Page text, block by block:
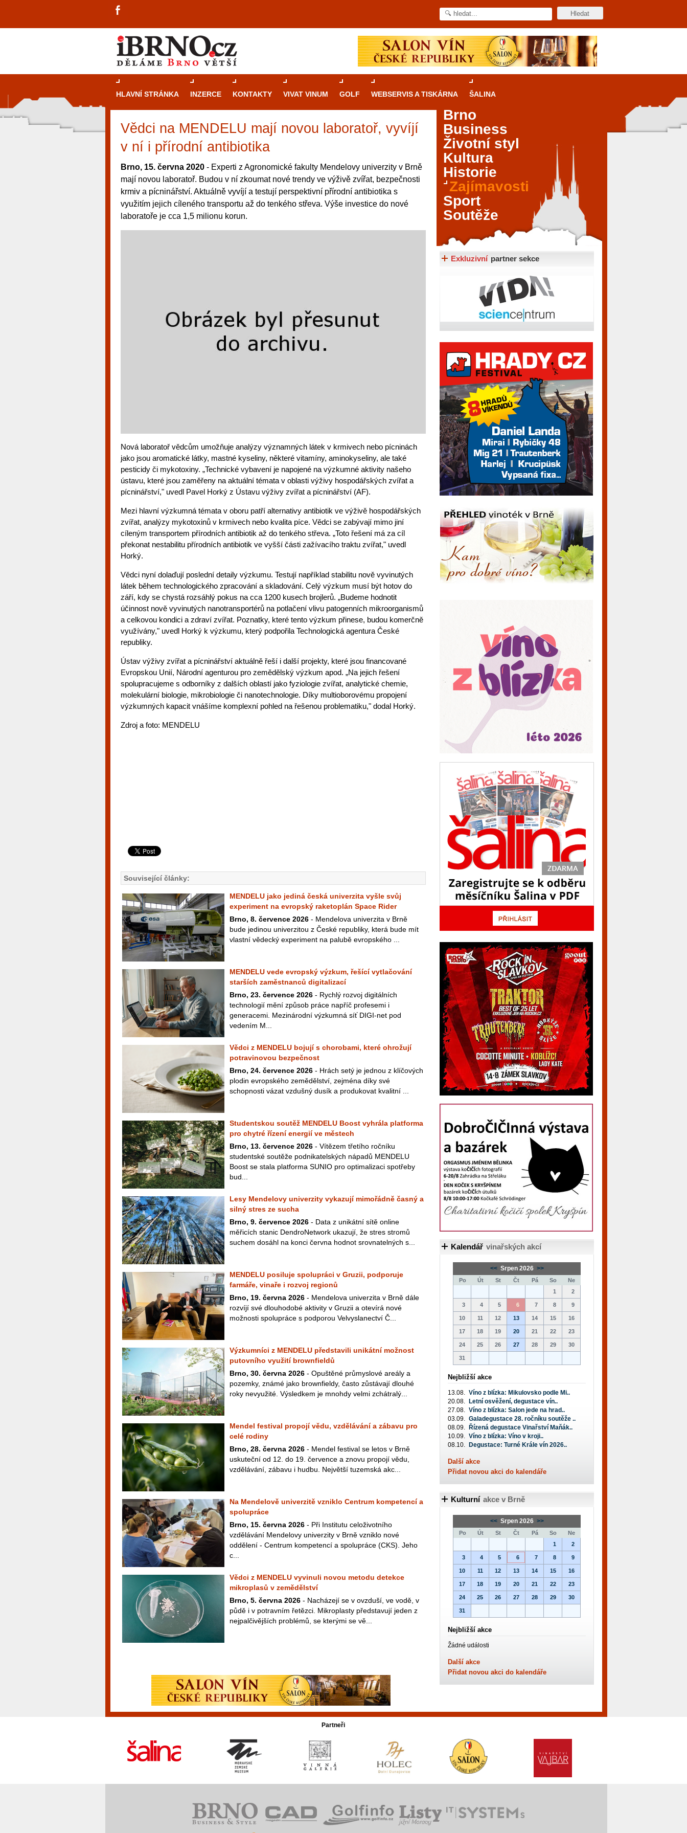
HLAVNÍ STRÁNKA INZERCE KONTAKTY VIVAT VINUM GOLF WEBSERVIS A TISKÁRNA ŠALINA
Vědci na MENDELU mají novou laboratoř, vyvíjí
v ní i přírodní antibiotika
Brno, 15. června 2020 - Experti z Agronomické fakulty Mendelovy univerzity v Brně
mají novou laboratoř. Budou v ní zkoumat nové trendy ve výživě zvířat, bezpečnosti
krmiv a pícninářství. Aktuálně vyvíjí a testují perspektivní přírodní antibiotika s
využitím jejich cíleného transportu až do tenkého střeva. Výše investice do nové
laboratoře je cca 1,5 milionu korun.
Nová laboratoř vědcům umožňuje analýzy významných látek v krmivech nebo pícninách
jako jsou aromatické látky, mastné kyseliny, některé vitamíny, aminokyseliny, ale také
pesticidy či mykotoxiny. „Technické vybavení je napojené na výzkumné aktivity našeho
ústavu, které jsou zaměřeny na aktuální témata v oblasti výživy hospodářských zvířat a
pícninářství," uvedl Pavel Horký z Ústavu výživy zvířat a pícninářství (AF).
Mezi hlavní výzkumná témata v oboru patří alternativy antibiotik ve výživě hospodářských
zvířat, analýzy mykotoxinů v krmivech nebo kvalita píce. Vědci se zabývají mimo jiní
cíleným transportem přírodních antibiotik až do tenkého střeva. „Toto řešení má za cíl
překonat nestabilitu přírodních antibiotik ve vyšší části zažívacího traktu zvířat," uvedl
Horký.
Vědci nyní dolaďují poslední detaily výzkumu. Testují například stabilitu nově vyvinutých
látek během technologického zpracování a skladování. Celý výzkum musí být hotov do
září, kdy se chystá rozsáhlý pokus na cca 1200 kusech brojlerů. „Budeme hodnotit
účinnost nově vyvinutých nanotransportérů na potlačení vlivu patogenních mikroorganismů
a celkovou kondici a zdraví zvířat. Poznatky, které tento výzkum přinese, budou komerčně
využívány," uvedl Horký k výzkumu, který podpořila Technologická agentura České
republiky.
Ústav výživy zvířat a pícninářství aktuálně řeší i další projekty, které jsou financované
Evropskou Unií, Národní agenturou pro zemědělský výzkum apod. „Na jejich řešení
spolupracujeme s odborníky z dalších oblastí jako fyziologie zvířat, analytické chemie,
molekulární biologie, mikrobiologie či nanotechnologie. Díky multioborovému propojení
výzkumných kapacit vnášíme komplexní pohled na řešenou problematiku," dodal Horký.
Zdroj a foto: MENDELU
Související články:
MENDELU jako jediná česká univerzita vyšle svůj
experiment na evropský raketoplán Space Rider
Brno, 8. července 2026 - Mendelova univerzita v Brně
bude jedinou univerzitou z České republiky, která bude mít
vlastní vědecký experiment na palubě evropského ...
MENDELU vede evropský výzkum, řešící vytlačování
starších zaměstnanců digitalizací
Brno, 23. července 2026 - Rychlý rozvoj digitálních
technologií mění způsob práce napříč profesemi i
generacemi. Mezinárodní výzkumná síť DIGI-net pod
vedením M...
Vědci z MENDELU bojují s chorobami, které ohrožují
potravinovou bezpečnost
Brno, 24. července 2026 - Hrách setý je jednou z klíčových
plodin evropského zemědělství, zejména díky své
schopnosti vázat vzdušný dusík a produkovat kvalitní ...
Studentskou soutěž MENDELU Boost vyhrála platforma
pro chytré řízení energií ve městech
Brno, 13. července 2026 - Vítězem třetího ročníku
studentské soutěže podnikatelských nápadů MENDELU
Boost se stala platforma SUNIO pro optimalizaci spotřeby
bud...
Lesy Mendelovy univerzity vykazují mimořádně časný a
silný stres ze sucha
Brno, 9. července 2026 - Data z unikátní sítě online
měřicích stanic DendroNetwork ukazují, že stres stromů
suchem dosáhl na konci června hodnot srovnatelných s...
MENDELU posiluje spolupráci v Gruzii, podporuje
farmáře, vinaře i rozvoj regionů
Brno, 19. června 2026 - Mendelova univerzita v Brně dále
rozvíjí své dlouhodobé aktivity v Gruzii a otevírá nové
možnosti spolupráce s podporou Velvyslanectví Č...
Výzkumníci z MENDELU představili unikátní možnost
putovního využití brownfieldů
Brno, 30. června 2026 - Opuštěné průmyslové areály a
pozemky, známé jako brownfieldy, často zůstávají dlouhé
roky nevyužité. Výsledkem je mnohdy velmi zchátralý...
Mendel festival propojí vědu, vzdělávání a zábavu pro
celé rodiny
Brno, 28. června 2026 - Mendel festival se letos v Brně
uskuteční od 12. do 19. července a znovu propojí vědu,
vzdělávání, zábavu i hudbu. Největší tuzemská akc...
Na Mendelově univerzitě vzniklo Centrum kompetencí a
spolupráce
Brno, 15. června 2026 - Při Institutu celoživotního
vzdělávání Mendelovy univerzity v Brně vzniklo nové
oddělení - Centrum kompetencí a spolupráce (CKS). Jeho
c...
Vědci z MENDELU vyvinuli novou metodu detekce
mikroplasů v zemědělství
Brno, 5. června 2026 - Nacházejí se v ovzduší, ve vodě, v
půdě i v potravním řetězci. Mikroplasty představují jeden z
nejpalčivějších problémů, se kterými se vě...
Průvodcekasinovými hrami v Brně: Od
rulety po video automaty
Brno je městem známým pro zajímavé památky, skvělé
restaurace, divadla a univerzity. Mimo jiné je ale také
místem, kde si můžete legálně a bezpečně vyzkoušet
různé kasinové hry. V neustále kvetoucí moravské
metropoli naleznete širokou nabídku her od klasické
Brno
Business
Životní styl
Kultura
Historie
Zajímavosti
Sport
Soutěže
Exkluzivní partner sekce
Kalendář vinařských akcí
<< Srpen 2026 >>
Po Út St Čt Pá So
Ne
1
2
3 4 5 6 7 8 9
10 11 12 13 14 15 16
17 18 19 20 21 22 23
24 25 26 27 28 29 30
31
Nejbližší akce
13.08. Víno z blízka: Mikulovsko podle Mi..
20.08.
Letní osvěžení, degustace vín..
27.08. Víno z blízka: Salon jede na hrad..
03.09. Galadegustace 28. ročníku soutěže ..
08.09.
Řízená degustace Vinařství Maňák..
10.09. Víno z blízka: Víno v kroji..
08.10.
Degustace: Turné Krále vín 2026..
Další akce
Přidat novou akci do kalendáře
Kulturní akce v Brně
<< Srpen 2026 >>
Po Út St Čt Pá So
Ne
1
2
3 4 5 6 7 8 9
10 11 12 13 14 15 16
17 18 19 20 21 22 23
24 25 26 27 28 29 30
31
Nejbližší akce
Žádné události
Další akce
Přidat novou akci do kalendáře
Partneři